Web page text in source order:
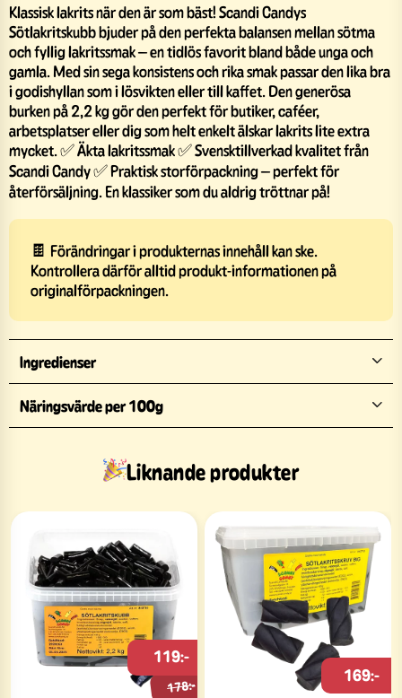
Klassisk lakrits när den är som bäst! Scandi Candys
Sötlakritskubb bjuder på den perfekta balansen mellan sötma
och fyllig lakritssmak – en tidlös favorit bland både unga och
gamla. Med sin sega konsistens och rika smak passar den lika bra
i godishyllan som i lösvikten eller till kaffet. Den generösa
burken på 2,2 kg gör den perfekt för butiker, caféer,
arbetsplatser eller dig som helt enkelt älskar lakrits lite extra
mycket. ✅ Äkta lakritssmak ✅ Svensktillverkad kvalitet från
Scandi Candy ✅ Praktisk storförpackning – perfekt för
återförsäljning. En klassiker som du aldrig tröttnar på!
🍫 Förändringar i produkternas innehåll kan ske.
Kontrollera därför alltid produkt-informationen på
originalförpackningen.
Ingredienser
Näringsvärde per 100g
Liknande produkter
178:-
119:-
169:-